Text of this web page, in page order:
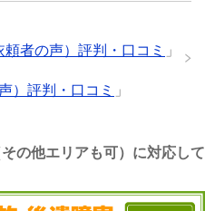
者の声）評判・口コミ 」
）評判・口コミ 」
の他エリアも可）に対応して